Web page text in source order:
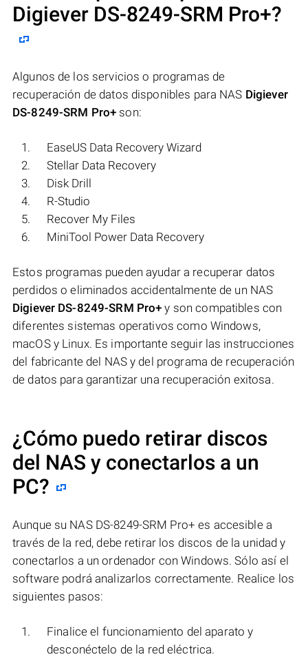
Digiever DS-8249-SRM Pro+?
Algunos de los servicios o programas de
recuperación de datos disponibles para NAS Digiever
DS-8249-SRM Pro+ son:
EaseUS Data Recovery Wizard
Stellar Data Recovery
Disk Drill
R-Studio
Recover My Files
MiniTool Power Data Recovery
Estos programas pueden ayudar a recuperar datos
perdidos o eliminados accidentalmente de un NAS
Digiever DS-8249-SRM Pro+ y son compatibles con
diferentes sistemas operativos como Windows,
macOS y Linux. Es importante seguir las instrucciones
del fabricante del NAS y del programa de recuperación
de datos para garantizar una recuperación exitosa.
¿Cómo puedo retirar discos
del NAS y conectarlos a un
PC?
Aunque su NAS DS-8249-SRM Pro+ es accesible a
través de la red, debe retirar los discos de la unidad y
conectarlos a un ordenador con Windows. Sólo así el
software podrá analizarlos correctamente. Realice los
siguientes pasos:
Finalice el funcionamiento del aparato y
desconéctelo de la red eléctrica.